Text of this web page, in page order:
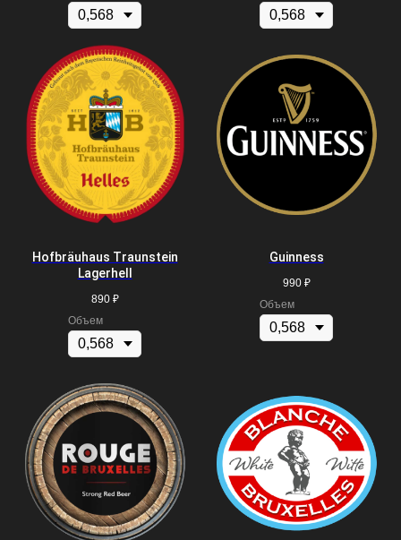
Hofbräuhaus Traunstein
Lagerhell
890 ₽
Объем
Guinness
990 ₽
Объем